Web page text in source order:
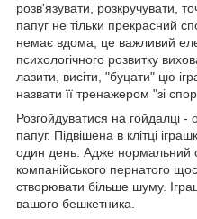
розв'язувати, розкручувати,
папуг не тільки прекрасний
немає вдома, це важливий
психологічного розвитку
лазити, висіти, "буцати" цю
назвати її тренажером "зі
Розгойдуватися на гойдалці -
папуг. Підвішена в клітці
один день. Адже нормальний
компанійського пернатого
створювати більше шуму.
вашого бешкетника.